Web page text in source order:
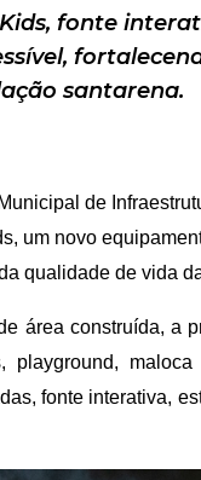
fonte
santarena.
de
um novo
qualidade de vida
área construída, a
fonte interativa,